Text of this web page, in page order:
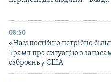
08:50
«Нам постійно потрібно
Трамп про ситуацію з
озброєнь у США